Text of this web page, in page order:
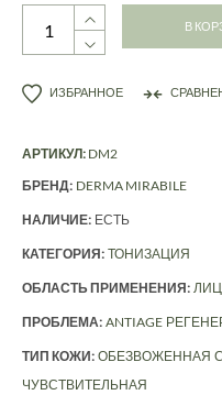
В
ИЗБРАННОЕ
АРТИКУЛ: DM2
БРЕНД: DERMA MIRABILE
НАЛИЧИЕ: ЕСТЬ
КАТЕГОРИЯ: ТОНИЗАЦИЯ
ОБЛАСТЬ ПРИМЕНЕНИЯ:
ПРОБЛЕМА: ANTIAGE
ТИП КОЖИ: ОБЕЗВОЖЕННАЯ
ЧУВСТВИТЕЛЬНАЯ